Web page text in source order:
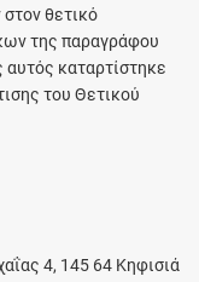
θετικό
της παραγράφου
καταρτίστηκε
του Θετικού
4, 145 64 Κηφισιά